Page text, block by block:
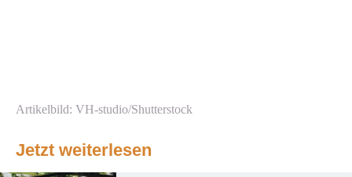
Artikelbild: VH-studio/Shutterstock
Jetzt weiterlesen